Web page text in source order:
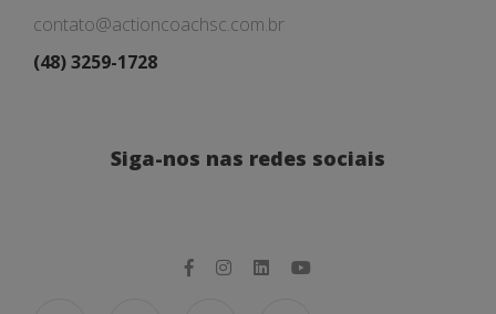
contato@actioncoachsc.com.br
(48) 3259-1728
Siga-nos nas redes sociais